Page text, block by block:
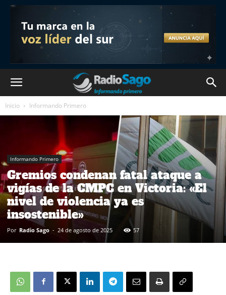
Inicio Informando Primero
Informando Primero
Gremios condenan fatal ataque a
vigías de la CMPC en Victoria: «El
nivel de violencia ya es
insostenible»
Por Radio Sago - 24 de agosto de 2025 57